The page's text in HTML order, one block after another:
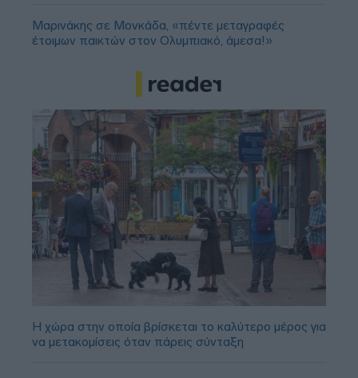
Μαρινάκης σε Μονκάδα, «πέντε μεταγραφές
έτοιμων παικτών στον Ολυμπιακό, άμεσα!»
Η χώρα στην οποία βρίσκεται το καλύτερο μέρος για
να μετακομίσεις όταν πάρεις σύνταξη